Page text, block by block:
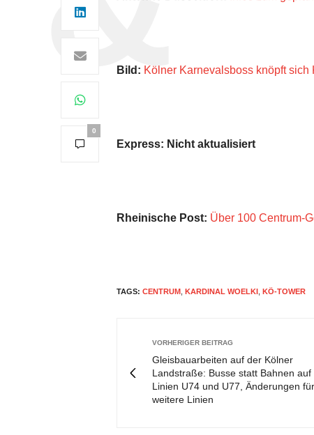
0
Bild: Kölner Karnevalsboss knöpft sich
Express: Nicht aktualisiert
Rheinische Post: Über 100 Centrum-
TAGS: CENTRUM KARDINAL WOELKI KÖ-TOWER
VORHERIGER BEITRAG
Gleisbauarbeiten auf der Kölner
Landstraße: Busse statt Bahnen auf
Linien U74 und U77, Änderungen
weitere Linien